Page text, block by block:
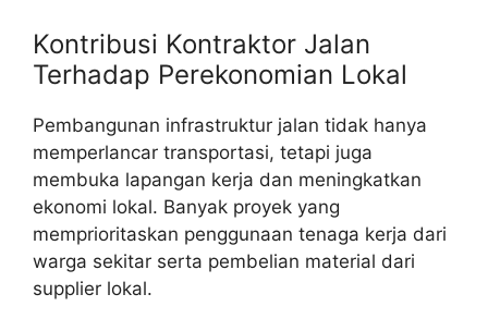
Kontribusi Kontraktor Jalan
Terhadap Perekonomian Lokal
Pembangunan infrastruktur jalan tidak hanya
memperlancar transportasi, tetapi juga
membuka lapangan kerja dan meningkatkan
ekonomi lokal. Banyak proyek yang
memprioritaskan penggunaan tenaga kerja dari
warga sekitar serta pembelian material dari
supplier lokal.